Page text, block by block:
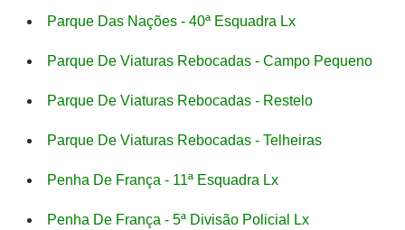
Parque Das Nações - 40ª Esquadra Lx
Parque De Viaturas Rebocadas - Campo Pequeno
Parque De Viaturas Rebocadas - Restelo
Parque De Viaturas Rebocadas - Telheiras
Penha De França - 11ª Esquadra Lx
Penha De França - 5ª Divisão Policial Lx